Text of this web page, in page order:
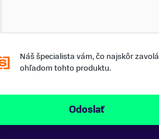
Náš špecialista vám, čo najskôr zavolá
ohľadom tohto produktu.